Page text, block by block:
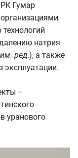
РК Гумар
натрия
ред.), а также
эксплуатации.
–
уранового